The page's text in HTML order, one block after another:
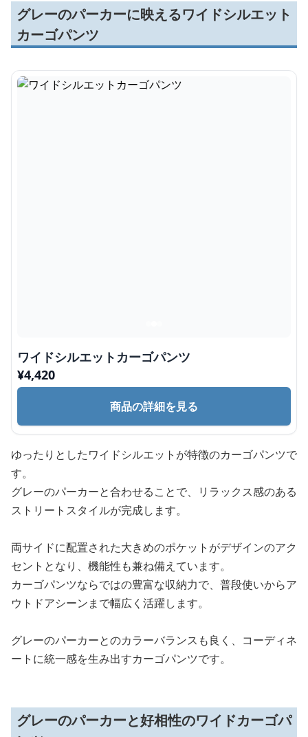
グレーのパーカーに映えるワイドシルエット
カーゴパンツ
ワイドシルエットカーゴパンツ
¥4,420
商品の詳細を見る
ゆったりとしたワイドシルエットが特徴のカーゴパンツで
す。
グレーのパーカーと合わせることで、リラックス感のある
ストリートスタイルが完成します。
両サイドに配置された大きめのポケットがデザインのアク
セントとなり、機能性も兼ね備えています。
カーゴパンツならではの豊富な収納力で、普段使いからア
ウトドアシーンまで幅広く活躍します。
グレーのパーカーとのカラーバランスも良く、コーディネ
ートに統一感を生み出すカーゴパンツです。
グレーのパーカーと好相性のワイドカーゴパ